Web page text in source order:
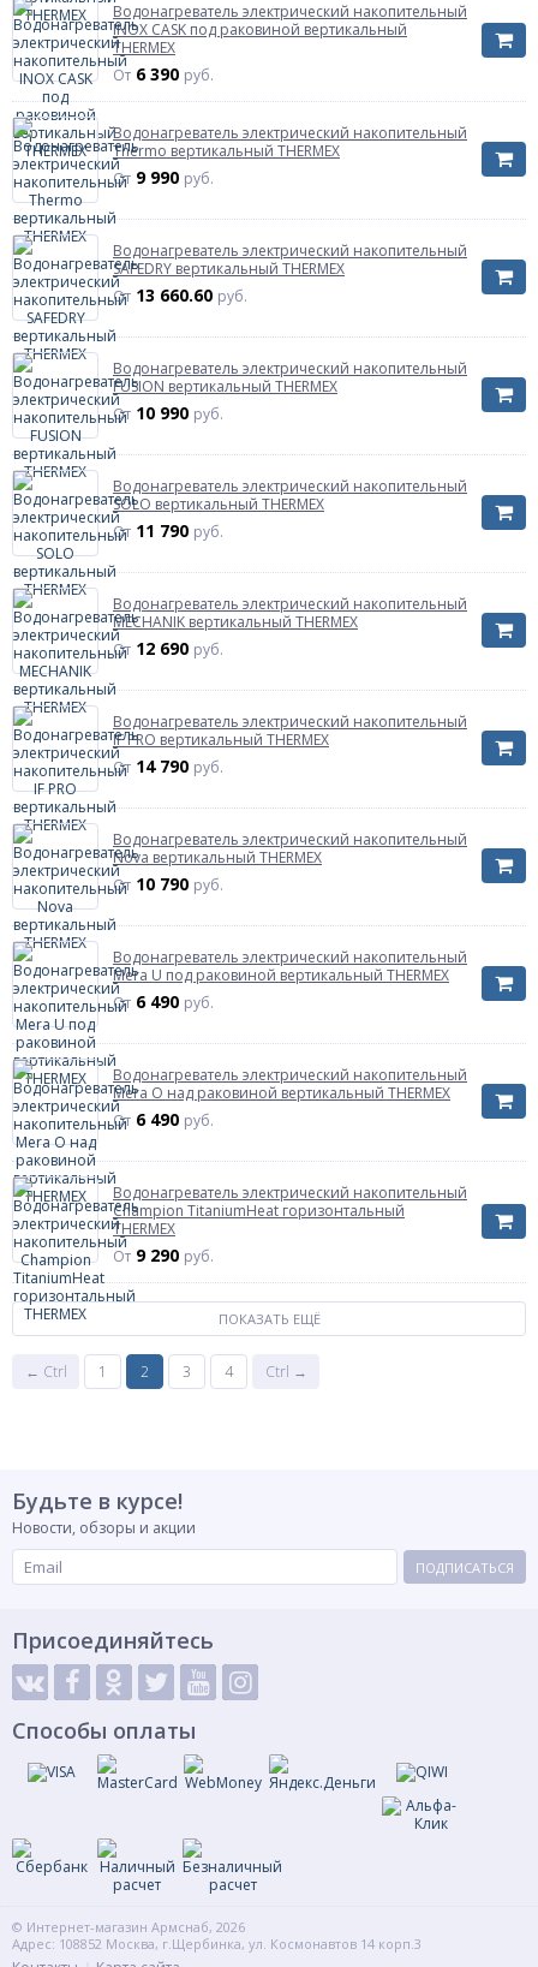
Водонагреватель электрический накопительный
INOX CASK под раковиной вертикальный
THERMEX
От 6 390 руб.
Водонагреватель электрический накопительный
Thermo вертикальный THERMEX
От 9 990 руб.
Водонагреватель электрический накопительный
SAFEDRY вертикальный THERMEX
От 13 660.60 руб.
Водонагреватель электрический накопительный
FUSION вертикальный THERMEX
От 10 990 руб.
Водонагреватель электрический накопительный
SOLO вертикальный THERMEX
От 11 790 руб.
Водонагреватель электрический накопительный
MECHANIK вертикальный THERMEX
От 12 690 руб.
Водонагреватель электрический накопительный
IF PRO вертикальный THERMEX
От 14 790 руб.
Водонагреватель электрический накопительный
Nova вертикальный THERMEX
От 10 790 руб.
Водонагреватель электрический накопительный
Mera U под раковиной вертикальный THERMEX
От 6 490 руб.
Водонагреватель электрический накопительный
Mera O над раковиной вертикальный THERMEX
От 6 490 руб.
Водонагреватель электрический накопительный
Champion TitaniumHeat горизонтальный
THERMEX
От 9 290 руб.
ПОКАЗАТЬ ЕЩЁ
← Ctrl 1 2 3 4 Ctrl →
Будьте в курсе!
Новости, обзоры и акции
ПОДПИСАТЬСЯ
Присоединяйтесь
Способы оплаты
© Интернет-магазин Армснаб, 2026
Адрес: 108852 Москва, г.Щербинка, ул. Космонавтов 14 корп.3